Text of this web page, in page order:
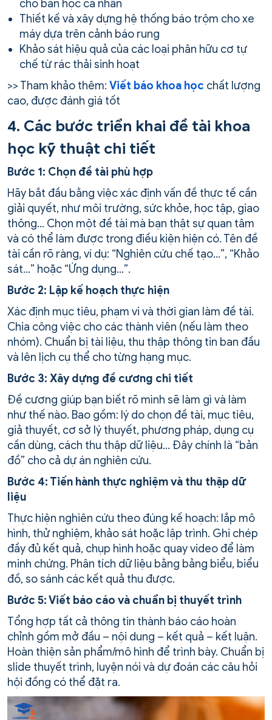
cho bàn học cá nhân
Thiết kế và xây dựng hệ thống báo trộm cho xe
máy dựa trên cảnh báo rung
Khảo sát hiệu quả của các loại phân hữu cơ tự
chế từ rác thải sinh hoạt
>> Tham khảo thêm: Viết báo khoa học chất lượng
cao, được đánh giá tốt
4. Các bước triển khai đề tài khoa
học kỹ thuật chi tiết
Bước 1: Chọn đề tài phù hợp
Hãy bắt đầu bằng việc xác định vấn đề thực tế cần
giải quyết, như môi trường, sức khỏe, học tập, giao
thông… Chọn một đề tài mà bạn thật sự quan tâm
và có thể làm được trong điều kiện hiện có. Tên đề
tài cần rõ ràng, ví dụ: “Nghiên cứu chế tạo…”, “Khảo
sát…” hoặc “Ứng dụng…”.
Bước 2: Lập kế hoạch thực hiện
Xác định mục tiêu, phạm vi và thời gian làm đề tài.
Chia công việc cho các thành viên (nếu làm theo
nhóm). Chuẩn bị tài liệu, thu thập thông tin ban đầu
và lên lịch cụ thể cho từng hạng mục.
Bước 3: Xây dựng đề cương chi tiết
Đề cương giúp bạn biết rõ mình sẽ làm gì và làm
như thế nào. Bao gồm: lý do chọn đề tài, mục tiêu,
giả thuyết, cơ sở lý thuyết, phương pháp, dụng cụ
cần dùng, cách thu thập dữ liệu… Đây chính là “bản
đồ” cho cả dự án nghiên cứu.
Bước 4: Tiến hành thực nghiệm và thu thập dữ
liệu
Thực hiện nghiên cứu theo đúng kế hoạch: lắp mô
hình, thử nghiệm, khảo sát hoặc lập trình. Ghi chép
đầy đủ kết quả, chụp hình hoặc quay video để làm
minh chứng. Phân tích dữ liệu bằng bảng biểu, biểu
đồ, so sánh các kết quả thu được.
Bước 5: Viết báo cáo và chuẩn bị thuyết trình
Tổng hợp tất cả thông tin thành báo cáo hoàn
chỉnh gồm mở đầu – nội dung – kết quả – kết luận.
Hoàn thiện sản phẩm/mô hình để trình bày. Chuẩn bị
slide thuyết trình, luyện nói và dự đoán các câu hỏi
hội đồng có thể đặt ra.